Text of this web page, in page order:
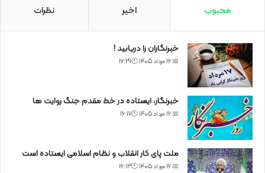
محبوب اخیر نظرات
خبرنگاران را دریابید !
📅 16 مرداد 1405 🕙16:29
خبرنگار، ایستاده در خط مقدم جنگ روایت ها
📅 16 مرداد 1405 🕙16:17
ملت پای کار انقلاب و نظام اسلامی ایستاده است
📅 16 مرداد 1405 🕙16:13